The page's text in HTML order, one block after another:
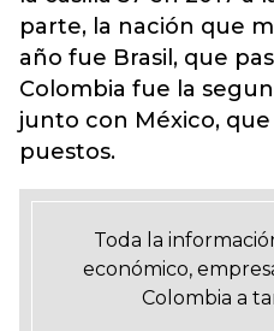
parte, la nación que
año fue Brasil, que
Colombia fue la
junto con México,
puestos.
Toda la
económico,
Colombia a